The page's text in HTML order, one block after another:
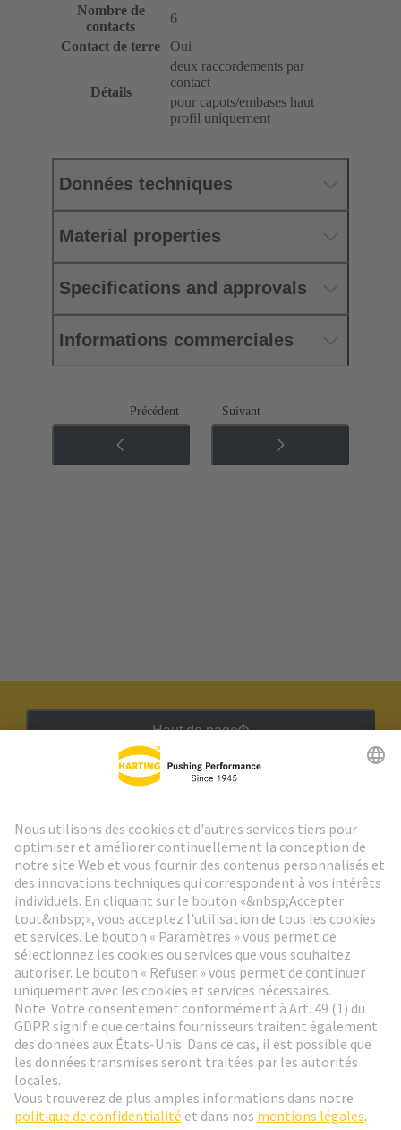
Nombre de
contacts
6
Contact de terre
Oui
Détails
deux raccordements par
contact
pour capots/embases haut
profil uniquement
Données techniques
Material properties
Specifications and approvals
Informations commerciales
Précédent Suivant
Haut de page
Aller à l'inscription
Social Media
Belgique Français